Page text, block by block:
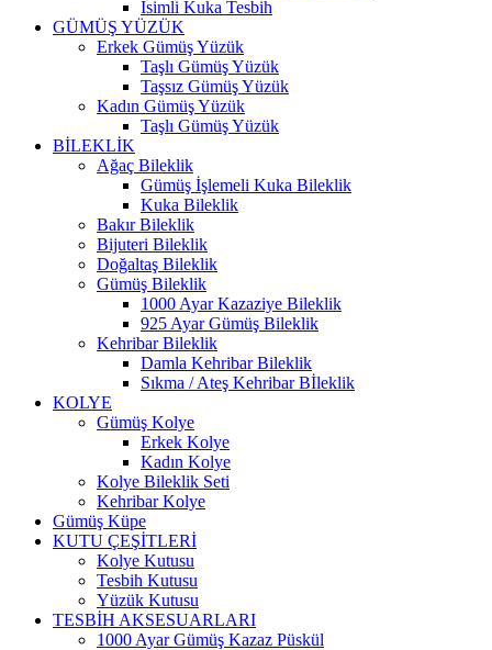
İsimli Kuka Tesbih
GÜMÜŞ YÜZÜK
Erkek Gümüş Yüzük
Taşlı Gümüş Yüzük
Taşsız Gümüş Yüzük
Kadın Gümüş Yüzük
Taşlı Gümüş Yüzük
BİLEKLİK
Ağaç Bileklik
Gümüş İşlemeli Kuka Bileklik
Kuka Bileklik
Bakır Bileklik
Bijuteri Bileklik
Doğaltaş Bileklik
Gümüş Bileklik
1000 Ayar Kazaziye Bileklik
925 Ayar Gümüş Bileklik
Kehribar Bileklik
Damla Kehribar Bileklik
Sıkma / Ateş Kehribar Bİleklik
KOLYE
Gümüş Kolye
Erkek Kolye
Kadın Kolye
Kolye Bileklik Seti
Kehribar Kolye
Gümüş Küpe
KUTU ÇEŞİTLERİ
Kolye Kutusu
Tesbih Kutusu
Yüzük Kutusu
TESBİH AKSESUARLARI
1000 Ayar Gümüş Kazaz Püskül